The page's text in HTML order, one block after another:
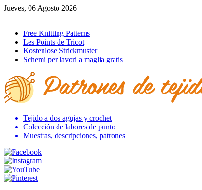
Jueves, 06 Agosto 2026
Free Knitting Patterns
Les Points de Tricot
Kostenlose Strickmuster
Schemi per lavori a maglia gratis
Tejido a dos agujas y crochet
Colección de labores de punto
Muestras, descripciones, patrones